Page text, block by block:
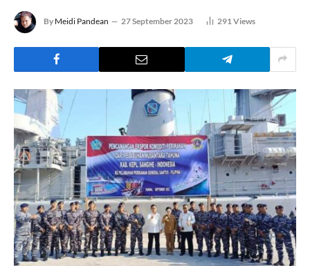
By Meidi Pandean 27 September 2023 291 Views